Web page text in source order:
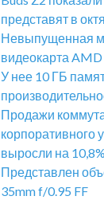
представят в
Невыпущенная
видеокарта AMD
У нее 10 ГБ
Продажи
корпоративного
выросли на 10,8%
Представлен
35mm f/0.95 FF